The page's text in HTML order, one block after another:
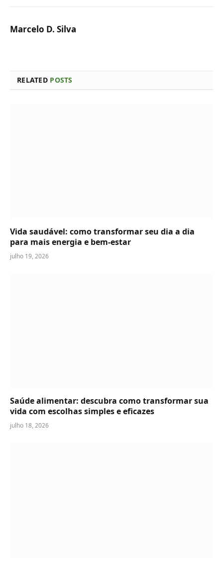
Marcelo D. Silva
RELATED POSTS
Vida saudável: como transformar seu dia a dia
para mais energia e bem-estar
julho 19, 2026
Saúde alimentar: descubra como transformar sua
vida com escolhas simples e eficazes
julho 18, 2026